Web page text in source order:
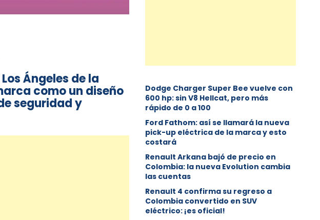
Ángeles de la
como un diseño
seguridad y
Dodge Charger Super Bee vuelve con
600 hp: sin V8 Hellcat, pero más
rápido de 0 a 100
Ford Fathom: así se llamará la nueva
pick-up eléctrica de la marca y esto
costará
Renault Arkana bajó de precio en
Colombia: la nueva Evolution cambia
las cuentas
Renault 4 confirma su regreso a
Colombia convertido en SUV
eléctrico: ¡es oficial!